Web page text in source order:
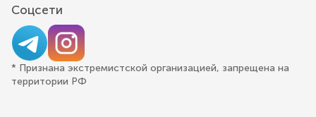
Соцсети
* Признана экстремистской организацией, запрещена на
территории РФ